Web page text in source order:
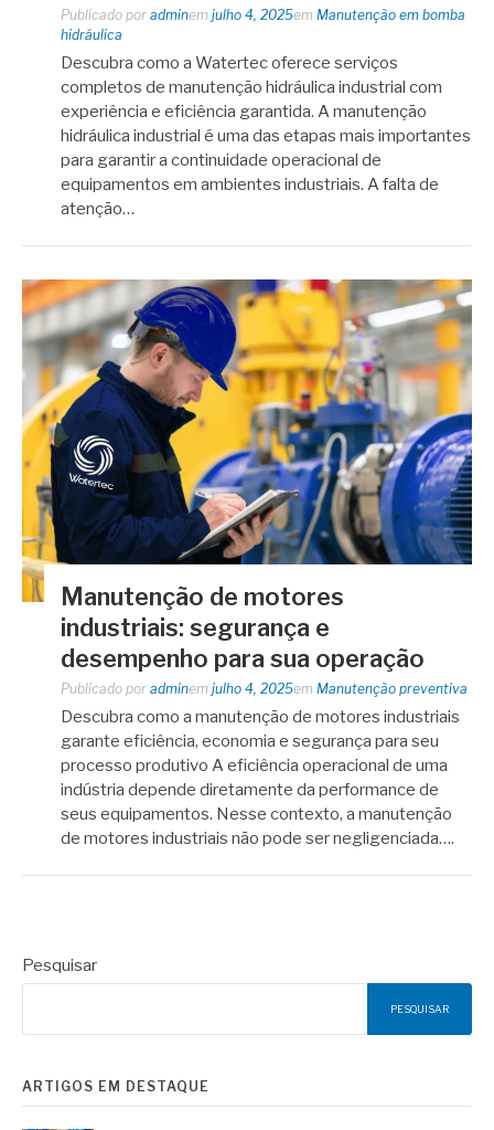
Publicado por adminem julho 4, 2025em Manutenção em bomba
hidráulica
Descubra como a Watertec oferece serviços
completos de manutenção hidráulica industrial com
experiência e eficiência garantida. A manutenção
hidráulica industrial é uma das etapas mais importantes
para garantir a continuidade operacional de
equipamentos em ambientes industriais. A falta de
atenção…
Manutenção de motores
industriais: segurança e
desempenho para sua operação
Publicado por adminem julho 4, 2025em Manutenção preventiva
Descubra como a manutenção de motores industriais
garante eficiência, economia e segurança para seu
processo produtivo A eficiência operacional de uma
indústria depende diretamente da performance de
seus equipamentos. Nesse contexto, a manutenção
de motores industriais não pode ser negligenciada….
Pesquisar
PESQUISAR
ARTIGOS EM DESTAQUE